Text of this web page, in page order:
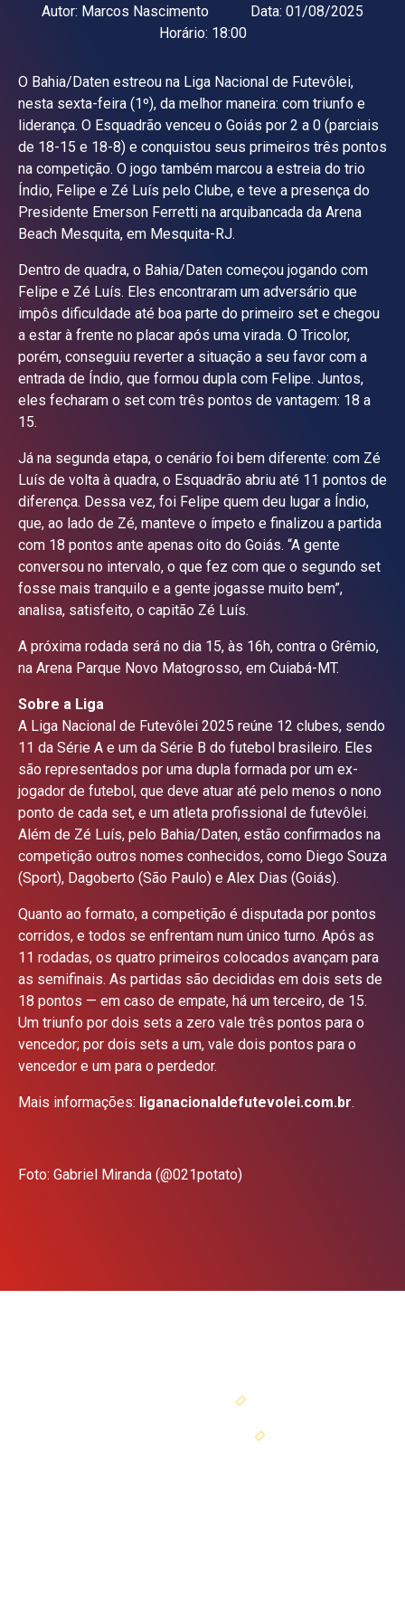
Autor: Marcos Nascimento Data: 01/08/2025
Horário: 18:00
O Bahia/Daten estreou na Liga Nacional de Futevôlei,
nesta sexta-feira (1º), da melhor maneira: com triunfo e
liderança. O Esquadrão venceu o Goiás por 2 a 0 (parciais
de 18-15 e 18-8) e conquistou seus primeiros três pontos
na competição. O jogo também marcou a estreia do trio
Índio, Felipe e Zé Luís pelo Clube, e teve a presença do
Presidente Emerson Ferretti na arquibancada da Arena
Beach Mesquita, em Mesquita-RJ.
Dentro de quadra, o Bahia/Daten começou jogando com
Felipe e Zé Luís. Eles encontraram um adversário que
impôs dificuldade até boa parte do primeiro set e chegou
a estar à frente no placar após uma virada. O Tricolor,
porém, conseguiu reverter a situação a seu favor com a
entrada de Índio, que formou dupla com Felipe. Juntos,
eles fecharam o set com três pontos de vantagem: 18 a
15.
Já na segunda etapa, o cenário foi bem diferente: com Zé
Luís de volta à quadra, o Esquadrão abriu até 11 pontos de
diferença. Dessa vez, foi Felipe quem deu lugar a Índio,
que, ao lado de Zé, manteve o ímpeto e finalizou a partida
com 18 pontos ante apenas oito do Goiás. “A gente
conversou no intervalo, o que fez com que o segundo set
fosse mais tranquilo e a gente jogasse muito bem”,
analisa, satisfeito, o capitão Zé Luís.
A próxima rodada será no dia 15, às 16h, contra o Grêmio,
na Arena Parque Novo Matogrosso, em Cuiabá-MT.
Sobre a Liga
A Liga Nacional de Futevôlei 2025 reúne 12 clubes, sendo
11 da Série A e um da Série B do futebol brasileiro. Eles
são representados por uma dupla formada por um ex-
jogador de futebol, que deve atuar até pelo menos o nono
ponto de cada set, e um atleta profissional de futevôlei.
Além de Zé Luís, pelo Bahia/Daten, estão confirmados na
competição outros nomes conhecidos, como Diego Souza
(Sport), Dagoberto (São Paulo) e Alex Dias (Goiás).
Quanto ao formato, a competição é disputada por pontos
corridos, e todos se enfrentam num único turno. Após as
11 rodadas, os quatro primeiros colocados avançam para
as semifinais. As partidas são decididas em dois sets de
18 pontos — em caso de empate, há um terceiro, de 15.
Um triunfo por dois sets a zero vale três pontos para o
vencedor; por dois sets a um, vale dois pontos para o
vencedor e um para o perdedor.
Mais informações: liganacionaldefutevolei.com.br.
Foto: Gabriel Miranda (@021potato)